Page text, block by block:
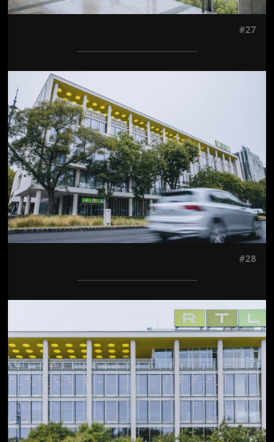
#27
Jön még kép!
#28